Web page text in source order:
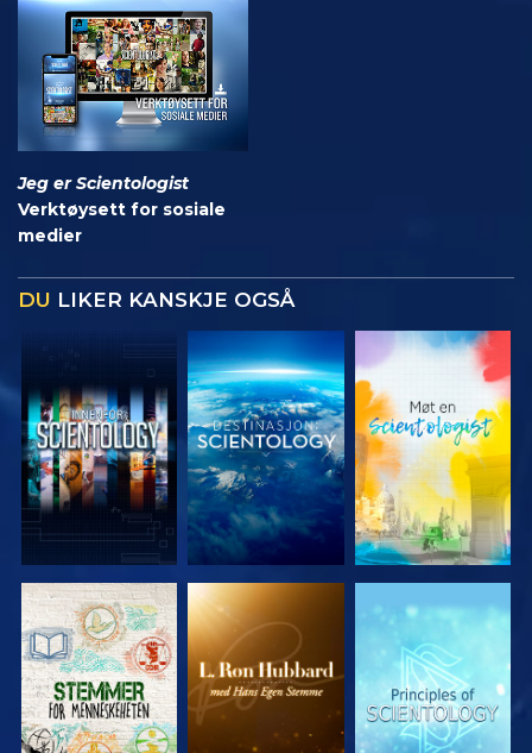
Jeg er Scientologist
Verktøysett for sosiale
medier
DU LIKER KANSKJE OGSÅ
UTFORSK
SERIEN
UTFORSK
SERIEN
UTFORSK
SERIEN